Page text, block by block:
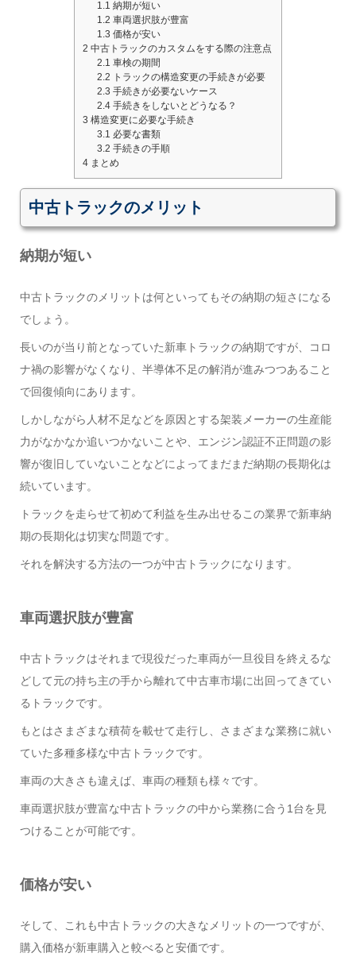
1.1 納期が短い
1.2 車両選択肢が豊富
1.3 価格が安い
2 中古トラックのカスタムをする際の注意点
2.1 車検の期間
2.2 トラックの構造変更の手続きが必要
2.3 手続きが必要ないケース
2.4 手続きをしないとどうなる？
3 構造変更に必要な手続き
3.1 必要な書類
3.2 手続きの手順
4 まとめ
中古トラックのメリット
納期が短い
中古トラックのメリットは何といってもその納期の短さになる
でしょう。
長いのが当り前となっていた新車トラックの納期ですが、コロ
ナ禍の影響がなくなり、半導体不足の解消が進みつつあること
で回復傾向にあります。
しかしながら人材不足などを原因とする架装メーカーの生産能
力がなかなか追いつかないことや、エンジン認証不正問題の影
響が復旧していないことなどによってまだまだ納期の長期化は
続いています。
トラックを走らせて初めて利益を生み出せるこの業界で新車納
期の長期化は切実な問題です。
それを解決する方法の一つが中古トラックになります。
車両選択肢が豊富
中古トラックはそれまで現役だった車両が一旦役目を終えるな
どして元の持ち主の手から離れて中古車市場に出回ってきてい
るトラックです。
もとはさまざまな積荷を載せて走行し、さまざまな業務に就い
ていた多種多様な中古トラックです。
車両の大きさも違えば、車両の種類も様々です。
車両選択肢が豊富な中古トラックの中から業務に合う1台を見
つけることが可能です。
価格が安い
そして、これも中古トラックの大きなメリットの一つですが、
購入価格が新車購入と較べると安価です。